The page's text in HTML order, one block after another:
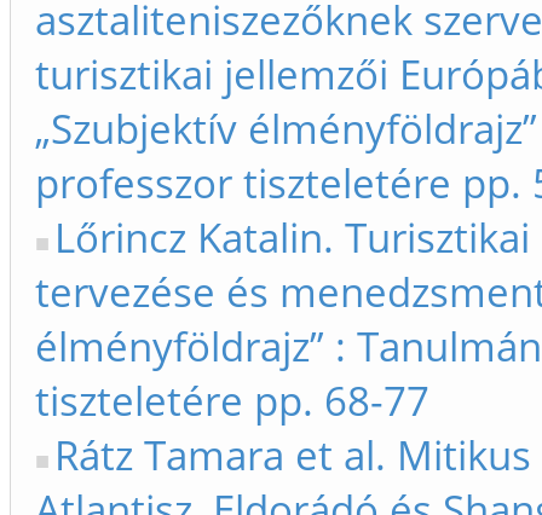
asztaliteniszezőknek
turisztikai jellemzői
„Szubjektív
professzor tiszteletére pp.
Lőrincz Katalin.
tervezése és
élményföldrajz” :
tiszteletére pp. 68-77
Rátz Tamara et al.